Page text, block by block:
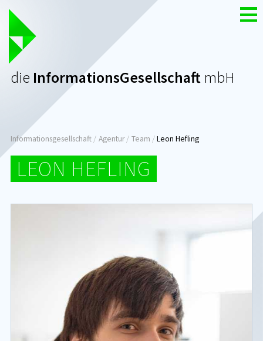
Zum
Inhalt
die InformationsGesellschaft mbH
Seitenpfad:
Informationsgesellschaft Agentur Team Leon Hefling
LEON HEFLING